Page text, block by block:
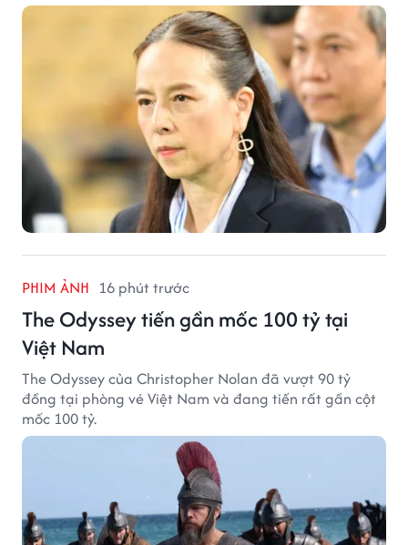
PHIM ẢNH 16 phút trước
The Odyssey tiến gần mốc 100 tỷ tại
Việt Nam
The Odyssey của Christopher Nolan đã vượt 90 tỷ
đồng tại phòng vé Việt Nam và đang tiến rất gần cột
mốc 100 tỷ.